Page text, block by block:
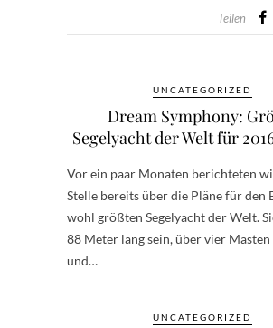
Teilen
UNCATEGORIZED
Dream Symphony:
Segelyacht der Welt für
Vor ein paar Monaten berichteten
Stelle bereits über die Pläne für den
wohl größten Segelyacht der Welt.
88 Meter lang sein, über vier
und…
UNCATEGORIZED